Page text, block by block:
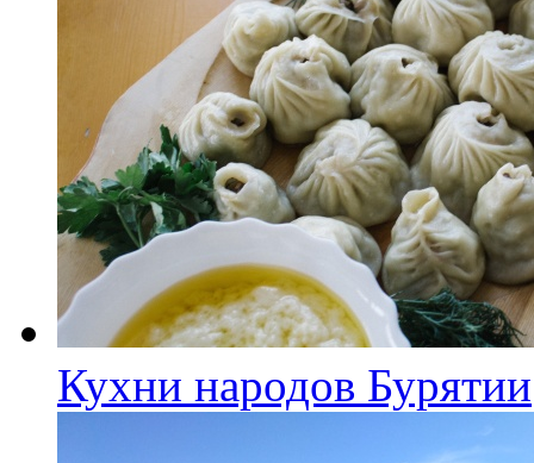
Кухни народов Бурятии